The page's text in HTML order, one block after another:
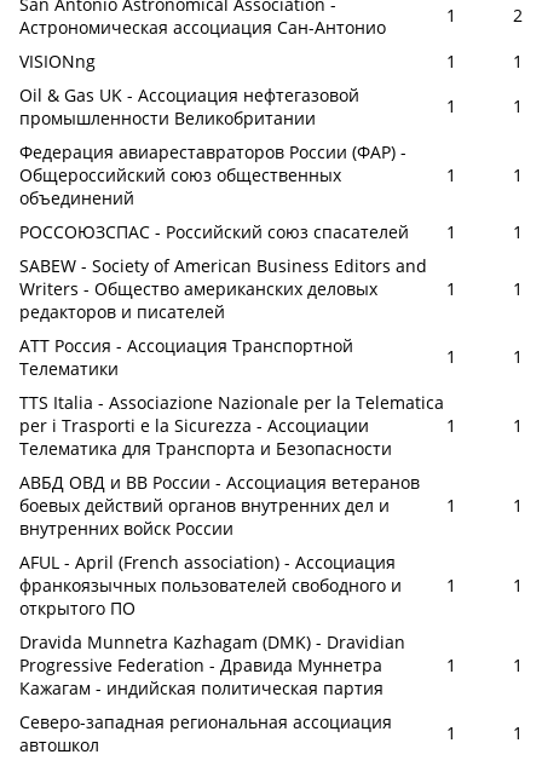
Астрономическая ассоциация Сан-Антонио
1
2
VISIONng
1
1
Oil & Gas UK - Ассоциация нефтегазовой
промышленности Великобритании
1
1
Федерация авиареставраторов России (ФАР) -
Общероссийский союз общественных
объединений
1 1
РОССОЮЗСПАС - Российский союз спасателей 1
1
SABEW - Society of American Business Editors and
Writers - Общество американских деловых
редакторов и писателей
1 1
АТТ Россия - Ассоциация Транспортной
Телематики
1
1
TTS Italia - Associazione Nazionale per la Telematica
per i Trasporti e la Sicurezza - Ассоциации
Телематика для Транспорта и Безопасности
1 1
АВБД ОВД и ВВ России - Ассоциация ветеранов
боевых действий органов внутренних дел и
внутренних войск России
1 1
AFUL - April (French association) - Ассоциация
франкоязычных пользователей свободного и
открытого ПО
1 1
Dravida Munnetra Kazhagam (DMK) - Dravidian
Progressive Federation - Дравида Муннетра
Кажагам - индийская политическая партия
1 1
Северо-западная региональная ассоциация
автошкол
1
1